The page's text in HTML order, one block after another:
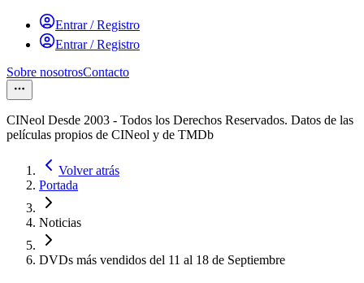
Entrar / Registro
Entrar / Registro
Sobre nosotrosContacto
CINeol Desde 2003 - Todos los Derechos Reservados. Datos de las
películas propios de CINeol y de TMDb
Volver atrás
Portada
Noticias
DVDs más vendidos del 11 al 18 de Septiembre